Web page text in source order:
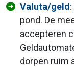
Valuta/geld
pond. De
accepteren
dorpen ruim